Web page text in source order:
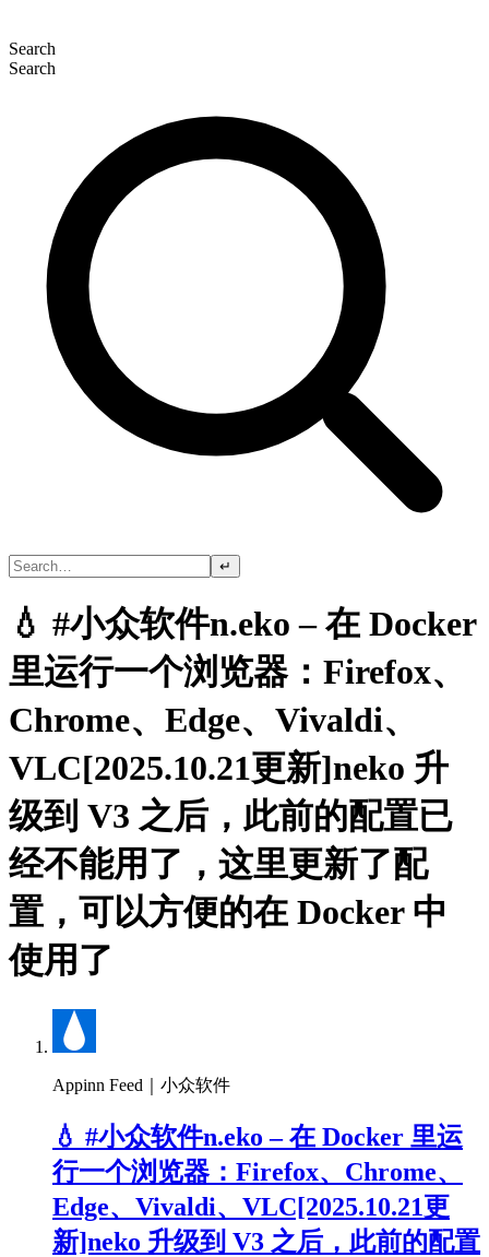
Search
Search
↵
💧 #小众软件n.eko – 在 Docker
里运行一个浏览器：Firefox、
Chrome、Edge、Vivaldi、
VLC[2025.10.21更新]neko 升
级到 V3 之后，此前的配置已
经不能用了，这里更新了配
置，可以方便的在 Docker 中
使用了
Appinn Feed｜小众软件
💧 #小众软件n.eko – 在 Docker 里运
行一个浏览器：Firefox、Chrome、
Edge、Vivaldi、VLC[2025.10.21更
新]neko 升级到 V3 之后，此前的配置